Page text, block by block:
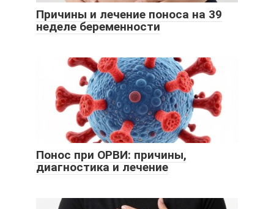
Причины и лечение поноса на 39
неделе беременности
Понос при ОРВИ: причины,
диагностика и лечение